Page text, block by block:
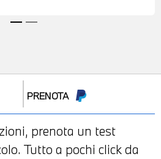
PRENOTA
prenota un test
Tutto a pochi click da